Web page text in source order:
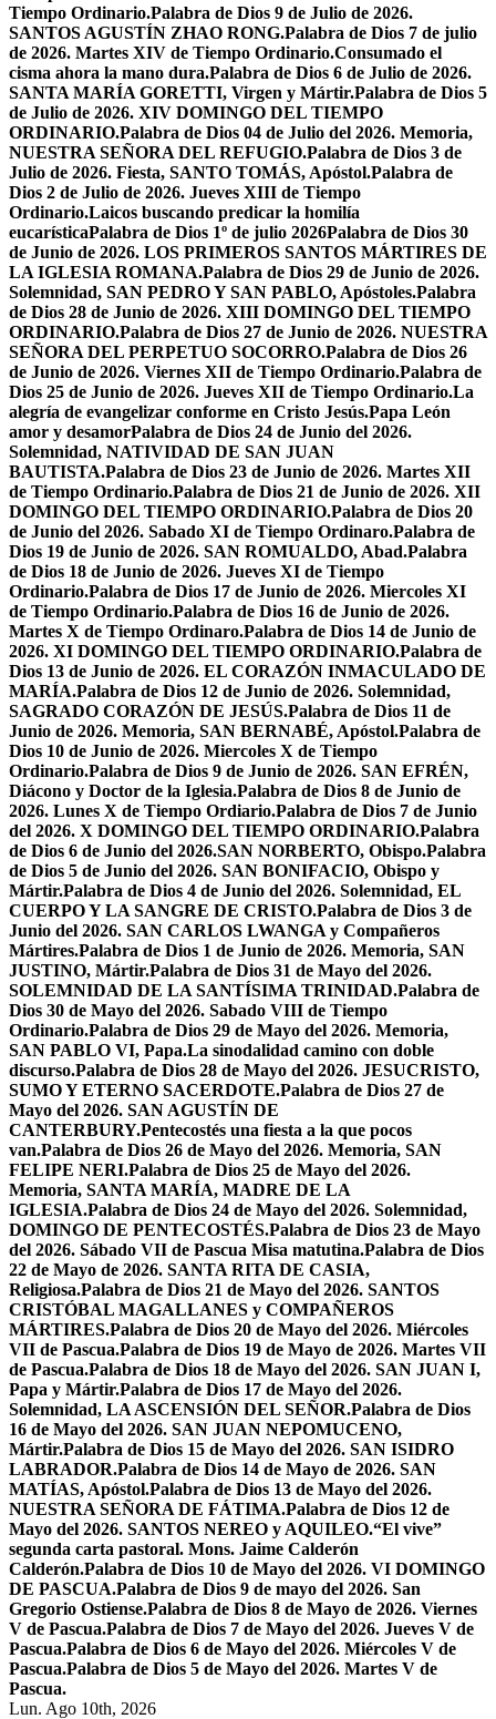
Tiempo Ordinario.Palabra de Dios 9 de Julio de 2026.
SANTOS AGUSTÍN ZHAO RONG.Palabra de Dios 7 de julio
de 2026. Martes XIV de Tiempo Ordinario.Consumado el
cisma ahora la mano dura.Palabra de Dios 6 de Julio de 2026.
SANTA MARÍA GORETTI, Virgen y Mártir.Palabra de Dios 5
de Julio de 2026. XIV DOMINGO DEL TIEMPO
ORDINARIO.Palabra de Dios 04 de Julio del 2026. Memoria,
NUESTRA SEÑORA DEL REFUGIO.Palabra de Dios 3 de
Julio de 2026. Fiesta, SANTO TOMÁS, Apóstol.Palabra de
Dios 2 de Julio de 2026. Jueves XIII de Tiempo
Ordinario.Laicos buscando predicar la homilía
eucarísticaPalabra de Dios 1º de julio 2026Palabra de Dios 30
de Junio de 2026. LOS PRIMEROS SANTOS MÁRTIRES DE
LA IGLESIA ROMANA.Palabra de Dios 29 de Junio de 2026.
Solemnidad, SAN PEDRO Y SAN PABLO, Apóstoles.Palabra
de Dios 28 de Junio de 2026. XIII DOMINGO DEL TIEMPO
ORDINARIO.Palabra de Dios 27 de Junio de 2026. NUESTRA
SEÑORA DEL PERPETUO SOCORRO.Palabra de Dios 26
de Junio de 2026. Viernes XII de Tiempo Ordinario.Palabra de
Dios 25 de Junio de 2026. Jueves XII de Tiempo Ordinario.La
alegría de evangelizar conforme en Cristo Jesús.Papa León
amor y desamorPalabra de Dios 24 de Junio del 2026.
Solemnidad, NATIVIDAD DE SAN JUAN
BAUTISTA.Palabra de Dios 23 de Junio de 2026. Martes XII
de Tiempo Ordinario.Palabra de Dios 21 de Junio de 2026. XII
DOMINGO DEL TIEMPO ORDINARIO.Palabra de Dios 20
de Junio del 2026. Sabado XI de Tiempo Ordinaro.Palabra de
Dios 19 de Junio de 2026. SAN ROMUALDO, Abad.Palabra
de Dios 18 de Junio de 2026. Jueves XI de Tiempo
Ordinario.Palabra de Dios 17 de Junio de 2026. Miercoles XI
de Tiempo Ordinario.Palabra de Dios 16 de Junio de 2026.
Martes X de Tiempo Ordinaro.Palabra de Dios 14 de Junio de
2026. XI DOMINGO DEL TIEMPO ORDINARIO.Palabra de
Dios 13 de Junio de 2026. EL CORAZÓN INMACULADO DE
MARÍA.Palabra de Dios 12 de Junio de 2026. Solemnidad,
SAGRADO CORAZÓN DE JESÚS.Palabra de Dios 11 de
Junio de 2026. Memoria, SAN BERNABÉ, Apóstol.Palabra de
Dios 10 de Junio de 2026. Miercoles X de Tiempo
Ordinario.Palabra de Dios 9 de Junio de 2026. SAN EFRÉN,
Diácono y Doctor de la Iglesia.Palabra de Dios 8 de Junio de
2026. Lunes X de Tiempo Ordiario.Palabra de Dios 7 de Junio
del 2026. X DOMINGO DEL TIEMPO ORDINARIO.Palabra
de Dios 6 de Junio del 2026.SAN NORBERTO, Obispo.Palabra
de Dios 5 de Junio del 2026. SAN BONIFACIO, Obispo y
Mártir.Palabra de Dios 4 de Junio del 2026. Solemnidad, EL
CUERPO Y LA SANGRE DE CRISTO.Palabra de Dios 3 de
Junio del 2026. SAN CARLOS LWANGA y Compañeros
Mártires.Palabra de Dios 1 de Junio de 2026. Memoria, SAN
JUSTINO, Mártir.Palabra de Dios 31 de Mayo del 2026.
SOLEMNIDAD DE LA SANTÍSIMA TRINIDAD.Palabra de
Dios 30 de Mayo del 2026. Sabado VIII de Tiempo
Ordinario.Palabra de Dios 29 de Mayo del 2026. Memoria,
SAN PABLO VI, Papa.La sinodalidad camino con doble
discurso.Palabra de Dios 28 de Mayo del 2026. JESUCRISTO,
SUMO Y ETERNO SACERDOTE.Palabra de Dios 27 de
Mayo del 2026. SAN AGUSTÍN DE
CANTERBURY.Pentecostés una fiesta a la que pocos
van.Palabra de Dios 26 de Mayo del 2026. Memoria, SAN
FELIPE NERI.Palabra de Dios 25 de Mayo del 2026.
Memoria, SANTA MARÍA, MADRE DE LA
IGLESIA.Palabra de Dios 24 de Mayo del 2026. Solemnidad,
DOMINGO DE PENTECOSTÉS.Palabra de Dios 23 de Mayo
del 2026. Sábado VII de Pascua Misa matutina.Palabra de Dios
22 de Mayo de 2026. SANTA RITA DE CASIA,
Religiosa.Palabra de Dios 21 de Mayo del 2026. SANTOS
CRISTÓBAL MAGALLANES y COMPAÑEROS
MÁRTIRES.Palabra de Dios 20 de Mayo del 2026. Miércoles
VII de Pascua.Palabra de Dios 19 de Mayo de 2026. Martes VII
de Pascua.Palabra de Dios 18 de Mayo del 2026. SAN JUAN I,
Papa y Mártir.Palabra de Dios 17 de Mayo del 2026.
Solemnidad, LA ASCENSIÓN DEL SEÑOR.Palabra de Dios
16 de Mayo del 2026. SAN JUAN NEPOMUCENO,
Mártir.Palabra de Dios 15 de Mayo del 2026. SAN ISIDRO
LABRADOR.Palabra de Dios 14 de Mayo de 2026. SAN
MATÍAS, Apóstol.Palabra de Dios 13 de Mayo del 2026.
NUESTRA SEÑORA DE FÁTIMA.Palabra de Dios 12 de
Mayo del 2026. SANTOS NEREO y AQUILEO.“El vive”
segunda carta pastoral. Mons. Jaime Calderón
Calderón.Palabra de Dios 10 de Mayo del 2026. VI DOMINGO
DE PASCUA.Palabra de Dios 9 de mayo del 2026. San
Gregorio Ostiense.Palabra de Dios 8 de Mayo de 2026. Viernes
V de Pascua.Palabra de Dios 7 de Mayo del 2026. Jueves V de
Pascua.Palabra de Dios 6 de Mayo del 2026. Miércoles V de
Pascua.Palabra de Dios 5 de Mayo del 2026. Martes V de
Pascua.
Lun. Ago 10th, 2026